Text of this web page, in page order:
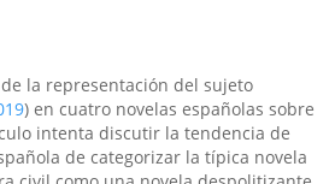
la representación del sujeto
) en cuatro novelas españolas sobre
intenta discutir la tendencia de
de categorizar la típica novela